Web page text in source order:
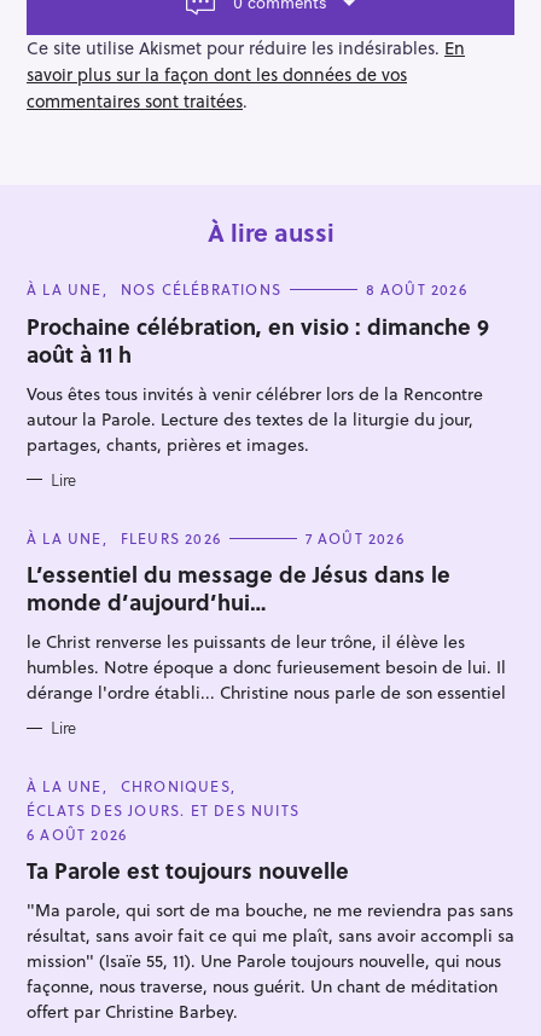
g
a
t
i
Ce site utilise Akismet pour réduire les indésirables. En
savoir plus sur la façon dont les données de vos
commentaires sont traitées.
À lire aussi
C
T
E
G
O
I
E
S
À LA UNE NOS CÉLÉBRATIONS 8 AOÛT 2026
Prochaine célébration, en visio : dimanche 9
août à 11 h
Vous êtes tous invités à venir célébrer lors de la Rencontre
autour la Parole. Lecture des textes de la liturgie du jour,
partages, chants, prières et images.
Lire
C
T
E
G
O
R
I
E
S
À LA UNE FLEURS 2026 7 AOÛT 2026
L’essentiel du message de Jésus dans le
monde d’aujourd’hui…
le Christ renverse les puissants de leur trône, il élève les
humbles. Notre époque a donc furieusement besoin de lui. Il
dérange l'ordre établi... Christine nous parle de son essentiel
Lire
C
A
T
E
G
O
R
E
À LA UNE
CHRONIQUES
ÉCLATS DES JOURS. ET DES NUITS
6 AOÛT 2026
Ta Parole est toujours nouvelle
"Ma parole, qui sort de ma bouche, ne me reviendra pas sans
résultat, sans avoir fait ce qui me plaît, sans avoir accompli sa
mission" (Isaïe 55, 11). Une Parole toujours nouvelle, qui nous
façonne, nous traverse, nous guérit. Un chant de méditation
offert par Christine Barbey.
R
e
h
e
r
h
e
r